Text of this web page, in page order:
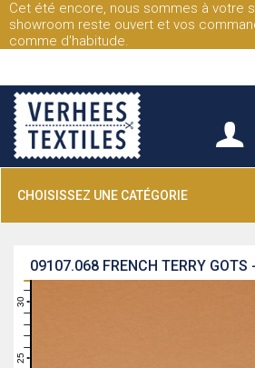
Cet été encore, nous sommes à votre
showroom reste ouvert et vos
comme d'habitude.
CHOISISSEZ UNE CATÉGORIE
FRENCH TERRY
09107.068
26